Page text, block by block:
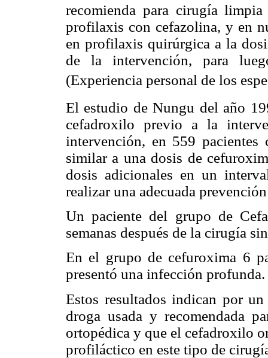
recomienda para cirugía
profilaxis con cefazolina, y en
en profilaxis quirúrgica a la
de la intervención, para
(Experiencia personal de los
El estudio de Nungu del año
cefadroxilo previo a la
intervención, en 559 pacientes
similar a una dosis de
dosis adicionales en un
realizar una adecuada
Un paciente del grupo de
semanas después de la cirugía
En el grupo de cefuroxima 6
presentó una infección profunda.
Estos resultados indican por
droga usada y recomendada
ortopédica y que el cefadroxilo
profiláctico en este tipo de